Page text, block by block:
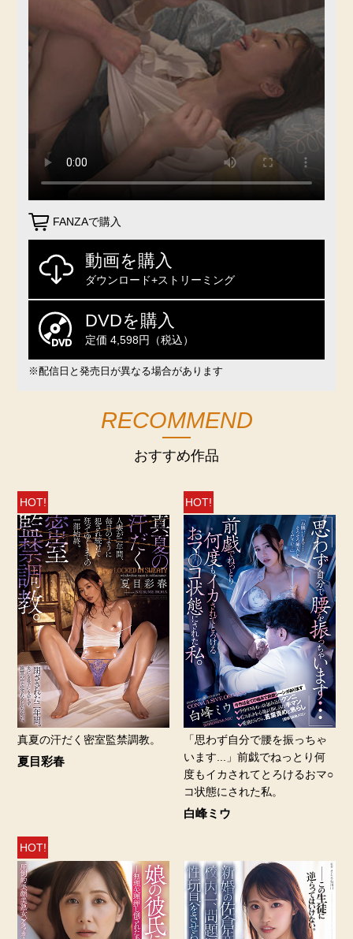
FANZAで購入
動画を購入
ダウンロード+ストリーミング
DVDを購入
定価 4,598円（税込）
※配信日と発売日が異なる場合があります
RECOMMEND
おすすめ作品
HOT!
真夏の汗だく密室監禁調教。
夏目彩春
HOT!
「思わず自分で腰を振っちゃ
います...」前戯でねっとり何
度もイカされてとろけるおマ○
コ状態にされた私。
白峰ミウ
HOT!